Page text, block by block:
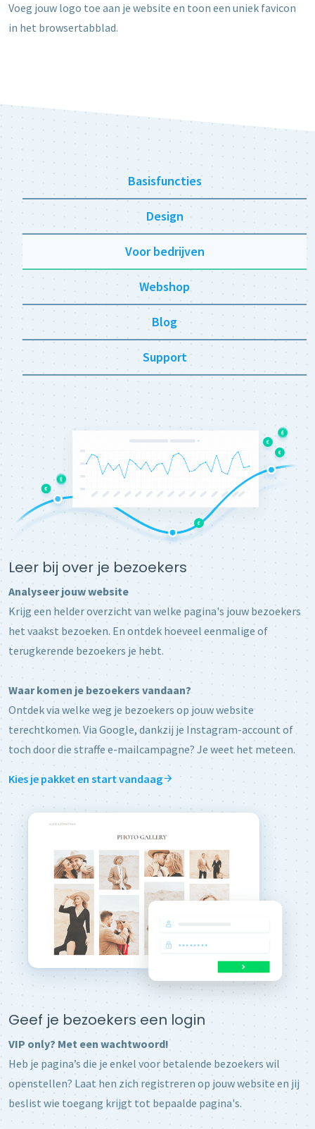
Voeg jouw logo toe aan je website en toon een uniek favicon
in het browsertabblad.
Basisfuncties
Design
Voor bedrijven
Webshop
Blog
Support
Leer bij over je bezoekers
Analyseer jouw website
Krijg een helder overzicht van welke pagina's jouw bezoekers
het vaakst bezoeken. En ontdek hoeveel eenmalige of
terugkerende bezoekers je hebt.
Waar komen je bezoekers vandaan?
Ontdek via welke weg je bezoekers op jouw website
terechtkomen. Via Google, dankzij je Instagram-account of
toch door die straffe e-mailcampagne? Je weet het meteen.
Kies je pakket en start vandaag
Geef je bezoekers een login
VIP only? Met een wachtwoord!
Heb je pagina’s die je enkel voor betalende bezoekers wil
openstellen? Laat hen zich registreren op jouw website en jij
beslist wie toegang krijgt tot bepaalde pagina's.